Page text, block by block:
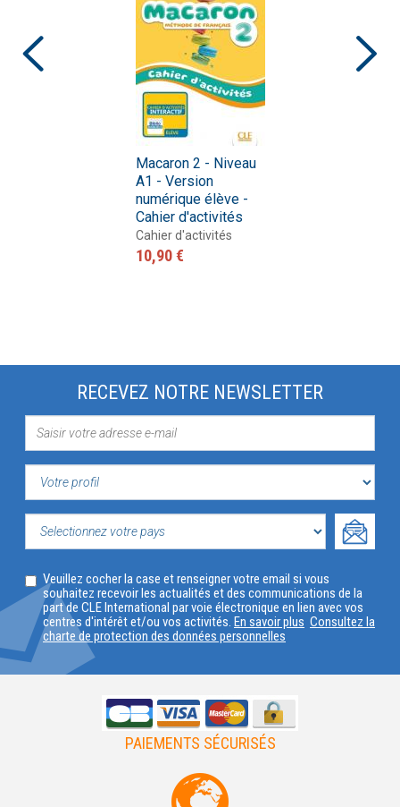
Macaron 2 - Niveau
A1 - Version
numérique élève -
Cahier d'activités
Cahier d'activités
10,90 €
RECEVEZ NOTRE NEWSLETTER
VOTRE
PROFIL
VOTRE
PAYS
Veuillez cocher la case et renseigner votre email si vous
souhaitez recevoir les actualités et des communications de la
part de CLE International par voie électronique en lien avec vos
centres d'intérêt et/ou vos activités. En savoir plus Consultez la
charte de protection des données personnelles
PAIEMENTS SÉCURISÉS